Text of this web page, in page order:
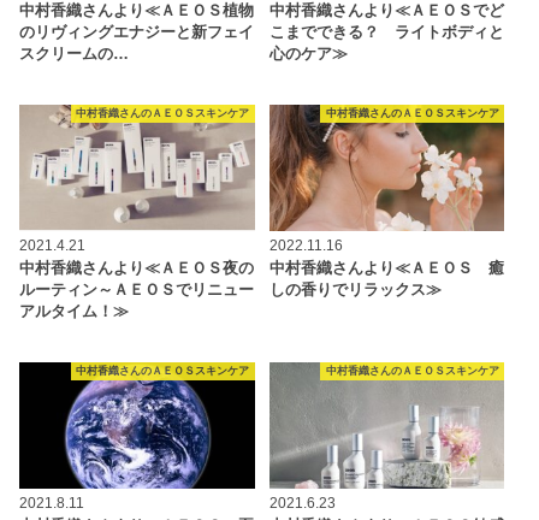
中村香織さんより≪ＡＥＯＳ植物
のリヴィングエナジーと新フェイ
スクリームの…
中村香織さんより≪ＡＥＯＳでど
こまでできる？ ライトボディと
心のケア≫
中村香織さんのＡＥＯＳスキンケア
2021.4.21
中村香織さんより≪ＡＥＯＳ夜の
ルーティン～ＡＥＯＳでリニュー
アルタイム！≫
中村香織さんのＡＥＯＳスキンケア
2022.11.16
中村香織さんより≪ＡＥＯＳ 癒
しの香りでリラックス≫
中村香織さんのＡＥＯＳスキンケア
2021.8.11
中村香織さんのＡＥＯＳスキンケア
2021.6.23